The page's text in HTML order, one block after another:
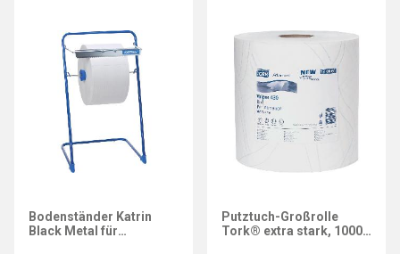
Bodenständer Katrin
Black Metal für
Putztuch-Großrolle
Tork® extra stark, 1000